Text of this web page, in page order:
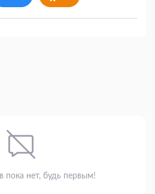
пока нет, будь первым!